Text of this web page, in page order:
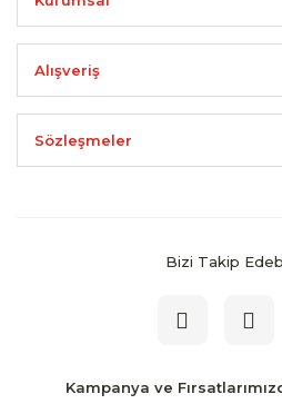
Alışveriş
Sözleşmeler
Bizi Takip
Kampanya ve